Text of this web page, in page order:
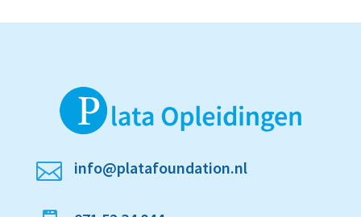
 info@platafoundation.nl